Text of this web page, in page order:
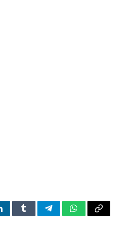
TumblrTelegramWhatsApp
Copy